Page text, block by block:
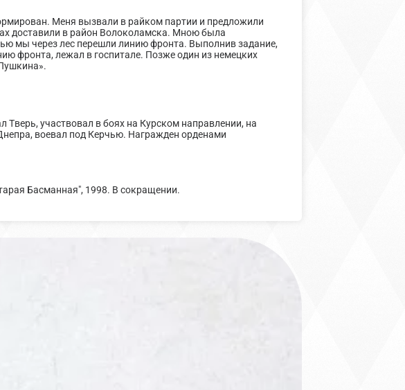
Меня вызвали в райком партии и предложили
доставили в район Волоколамска. Мною была
мы через лес перешли линию фронта. Выполнив задание,
фронта, лежал в госпитале. Позже один из немецких
участвовал в боях на Курском направлении, на
воевал под Керчью. Награжден орденами
Басманная", 1998. В сокращении.